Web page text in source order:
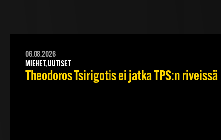
06.08.2026
MIEHET, UUTISET
Theodoros Tsirigotis ei jatka TPS:n riveissä